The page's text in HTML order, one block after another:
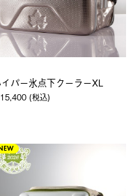
パー氷点下クーラーXL
(税込)
NEW